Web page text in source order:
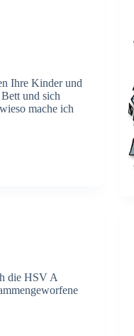
Ihre Kinder und
und sich
mache ich
die HSV A